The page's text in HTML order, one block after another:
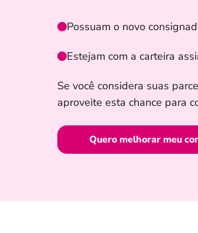
Possuam o novo
Estejam com a carteira
Se você considera suas
aproveite esta chance para
Quero melhorar meu